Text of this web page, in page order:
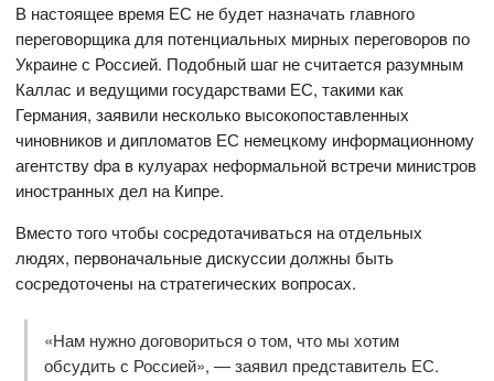
В настоящее время ЕС не будет назначать главного
переговорщика для потенциальных мирных переговоров по
Украине с Россией. Подобный шаг не считается разумным
Каллас и ведущими государствами ЕС, такими как
Германия, заявили несколько высокопоставленных
чиновников и дипломатов ЕС немецкому информационному
агентству dpa в кулуарах неформальной встречи министров
иностранных дел на Кипре.
Вместо того чтобы сосредотачиваться на отдельных
людях, первоначальные дискуссии должны быть
сосредоточены на стратегических вопросах.
«Нам нужно договориться о том, что мы хотим
обсудить с Россией», — заявил представитель ЕС.